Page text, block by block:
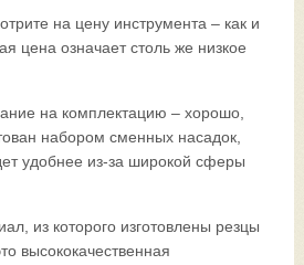
на цену инструмента – как и
цена означает столь же низкое
на комплектацию – хорошо,
набором сменных насадок,
удобнее из-за широкой сферы
из которого изготовлены резцы
высококачественная